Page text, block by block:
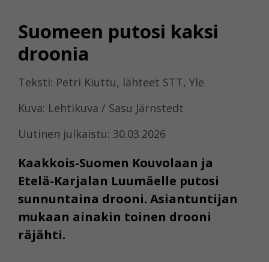
Suomeen putosi kaksi
droonia
Teksti: Petri Kiuttu, lähteet STT, Yle
Kuva: Lehtikuva / Sasu Järnstedt
Uutinen julkaistu: 30.03.2026
Kaakkois-Suomen Kouvolaan ja
Etelä-Karjalan Luumäelle putosi
sunnuntaina drooni. Asiantuntijan
mukaan ainakin toinen drooni
räjähti.